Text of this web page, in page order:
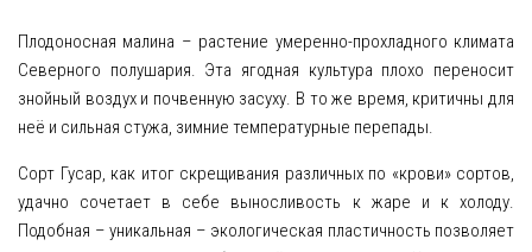
Плодоносная малина – растение умеренно-прохладного климата
Северного полушария. Эта ягодная культура плохо переносит
знойный воздух и почвенную засуху. В то же время, критичны для
неё и сильная стужа, зимние температурные перепады.
Сорт Гусар, как итог скрещивания различных по «крови» сортов,
удачно сочетает в себе выносливость к жаре и к холоду.
Подобная – уникальная – экологическая пластичность позволяет